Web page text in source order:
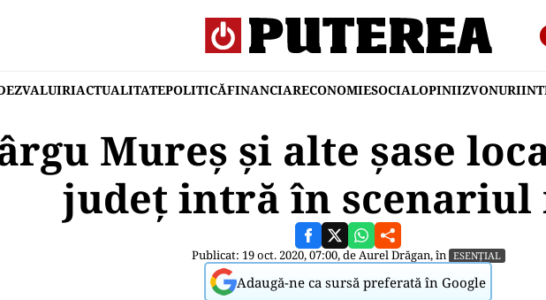
ACTUALITATEPOLITICĂFINANCIARECONOMIESOCIALOPINIIZVONURI
Mureș și alte șase
județ intră în scenariul
Publicat: 19 oct. 2020, 07:00, deAurel Drăgan, în ESENȚIAL
Adaugă-ne ca sursă preferată în Google